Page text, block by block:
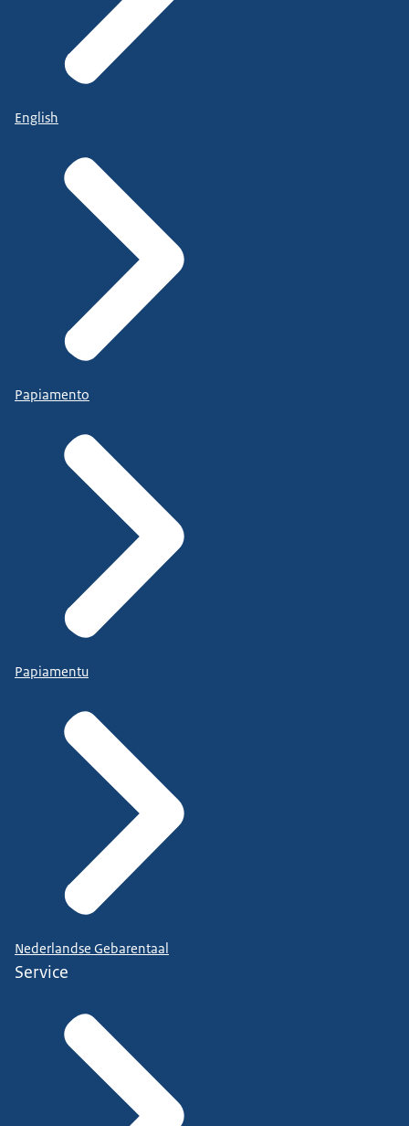
English
Papiamento
Papiamentu
Nederlandse Gebarentaal
Service